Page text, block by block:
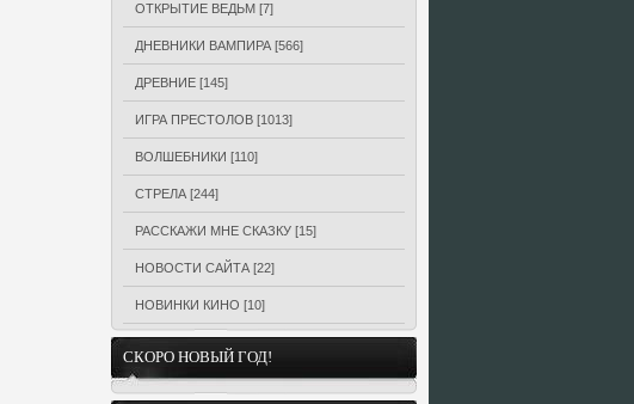
ОТКРЫТИЕ ВЕДЬМ [7]
ДНЕВНИКИ ВАМПИРА [566]
ДРЕВНИЕ [145]
ИГРА ПРЕСТОЛОВ [1013]
ВОЛШЕБНИКИ [110]
СТРЕЛА [244]
РАССКАЖИ МНЕ СКАЗКУ [15]
НОВОСТИ САЙТА [22]
НОВИНКИ КИНО [10]
СКОРО НОВЫЙ ГОД!